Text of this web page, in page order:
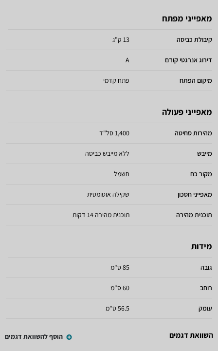
מאפייני מפתח
קיבולת כביסה 13 ק"ג
דירוג אנרגטי קודם A
מיקום הפתח פתח קדמי
מאפייני פעולה
מהירות סחיטה 1,400 סל"ד
מייבש ללא מייבש כביסה
מקור כח חשמל
מאפייני חסכון שקילה אוטומטית
תוכנית מהירה תוכנית מהירה 14 דקות
מידות
גובה 85 ס"מ
רוחב 60 ס"מ
עומק 56.5 ס"מ
השוואת דגמים הוסף להשוואת דגמים